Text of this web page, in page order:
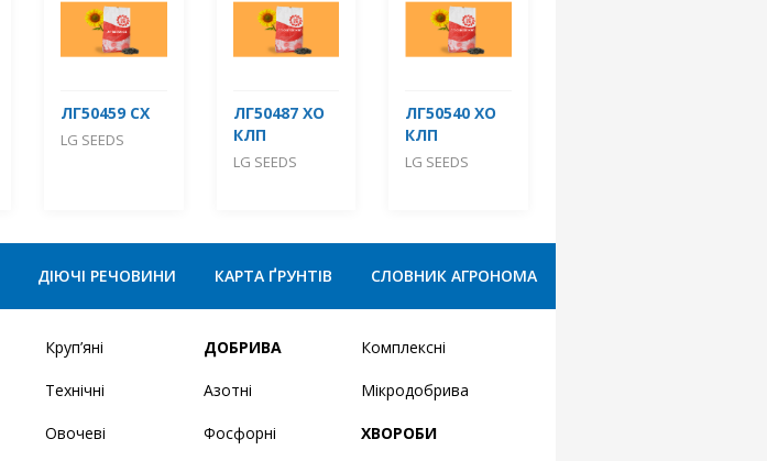
ЛГ50459 СХ
LG SEEDS
ЛГ50487 ХО
КЛП
LG SEEDS
ЛГ50540 ХО
КЛП
LG SEEDS
ДІЮЧІ РЕЧОВИНИ КАРТА ҐРУНТІВ СЛОВНИК АГРОНОМА
Круп’яні
Технічні
Овочеві
ДОБРИВА
Азотні
Фосфорні
Комплексні
Мікродобрива
ХВОРОБИ